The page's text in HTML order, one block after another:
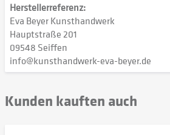
Herstellerreferenz:
Eva Beyer Kunsthandwerk
Hauptstraße 201
09548 Seiffen
info@kunsthandwerk-eva-beyer.de
Kunden kauften auch